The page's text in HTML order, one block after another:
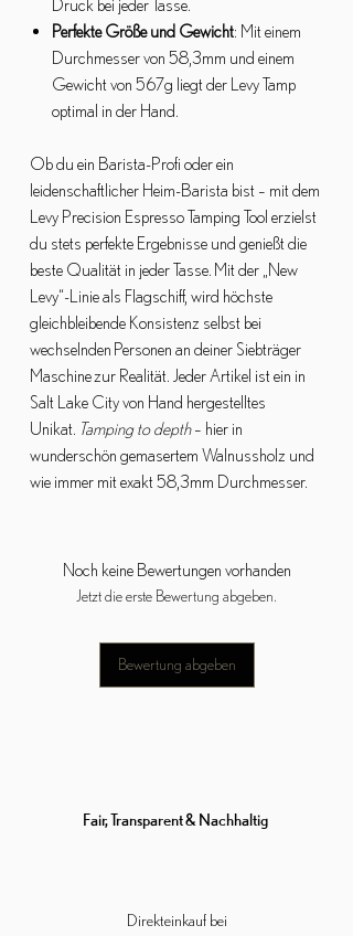
Druck bei jeder Tasse.
Perfekte Größe und Gewicht: Mit einem
Durchmesser von 58,3mm und einem
Gewicht von 567g liegt der Levy Tamp
optimal in der Hand.
Ob du ein Barista-Profi oder ein
leidenschaftlicher Heim-Barista bist – mit dem
Levy Precision Espresso Tamping Tool erzielst
du stets perfekte Ergebnisse und genießt die
beste Qualität in jeder Tasse. Mit der „New
Levy“-Linie als Flagschiff, wird höchste
gleichbleibende Konsistenz selbst bei
wechselnden Personen an deiner Siebträger
Maschine zur Realität. Jeder Artikel ist ein in
Salt Lake City von Hand hergestelltes
Unikat. Tamping to depth– hier in
wunderschön gemasertem Walnussholz und
wie immer mit exakt 58,3mm Durchmesser.
Noch keine Bewertungen vorhanden
Jetzt die erste Bewertung abgeben.
Bewertung abgeben
Fair, Transparent & Nachhaltig
Direkteinkauf bei